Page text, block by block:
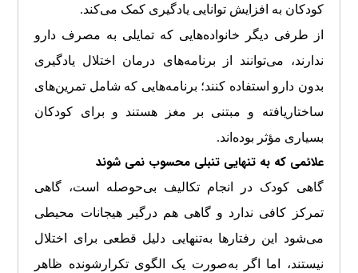
کودکان به افزایش توانایی یادگیری کمک می‌کند.
از طرفی دیگر خانواده‌هایی که تمایلی به مصرف دارو
ندارند، می‌توانند از برنامه‌های درمان اختلال یادگیری
بدون دارو استفاده کنند؛ برنامه‌هایی که شامل تمرین‌های
ساختاریافته و مبتنی بر مغز هستند و برای کودکان
بسیاری مؤثر بوده‌اند.
علائمی که به تنهایی تنبلی محسوب نمی شوند
گاهی کودک در انجام تکالیف بی‌حوصله است، گاهی
تمرکز کافی ندارد و گاهی هم درگیر هیجانات محیطی
می‌شود این رفتارها به‌تنهایی دلیل قطعی برای اختلال
نیستند، اما اگر به‌صورت یک الگوی تکرارشونده ظاهر